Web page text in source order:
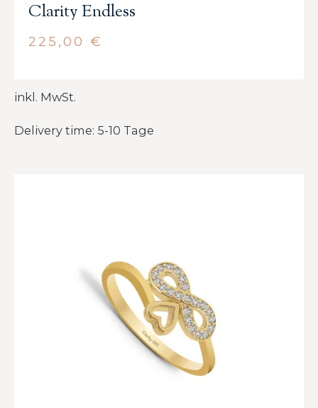
Clarity Endless
225,00 €
inkl. MwSt.
Delivery time: 5-10 Tage